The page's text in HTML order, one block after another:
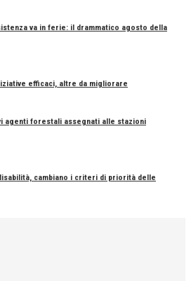
va in ferie: il drammatico agosto della
efficaci, altre da migliorare
agenti forestali assegnati alle stazioni
cambiano i criteri di priorità delle